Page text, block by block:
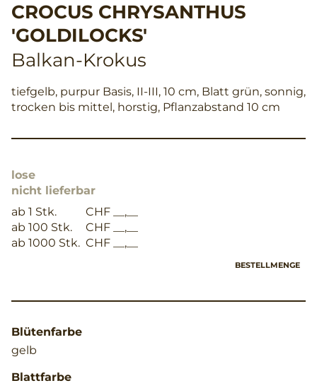
CROCUS CHRYSANTHUS
'GOLDILOCKS'
Balkan-Krokus
tiefgelb, purpur Basis, II-III, 10 cm, Blatt grün, sonnig,
trocken bis mittel, horstig, Pflanzabstand 10 cm
lose
nicht lieferbar
ab 1 Stk.
CHF __,__
ab 100 Stk.
CHF __,__
ab 1000 Stk. CHF __,__
BESTELLMENGE
Blütenfarbe
gelb
Blattfarbe